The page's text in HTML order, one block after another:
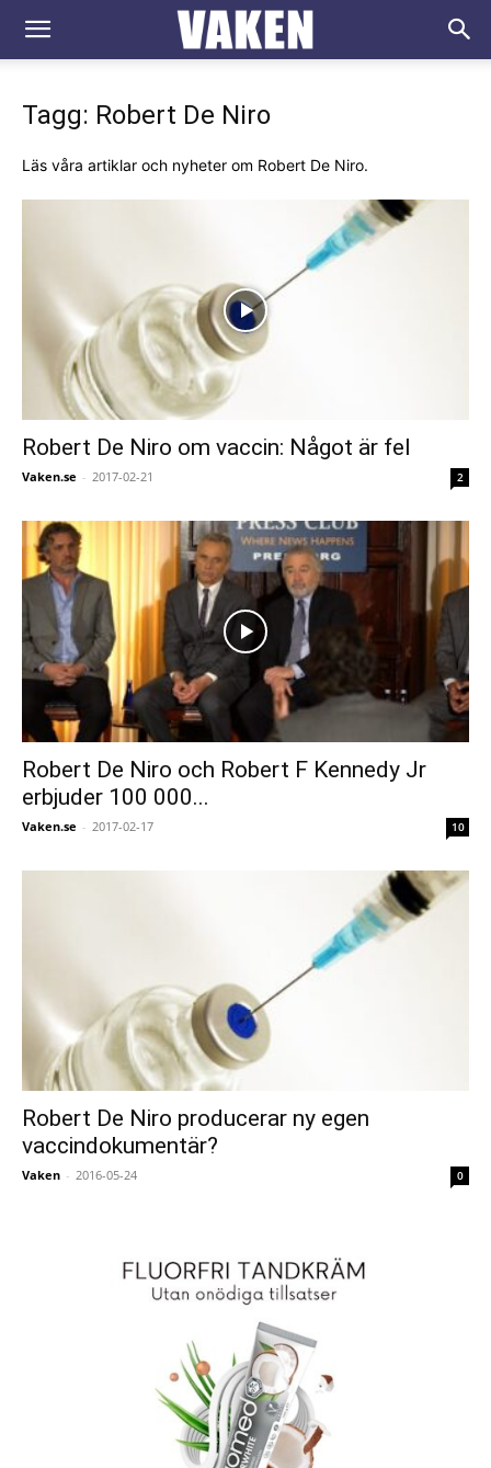
VAKEN.se
Tagg: Robert De Niro
Läs våra artiklar och nyheter om Robert De Niro.
Robert De Niro om vaccin: Något är fel
Vaken.se - 2017-02-21 2
Robert De Niro och Robert F Kennedy Jr
erbjuder 100 000...
Vaken.se - 2017-02-17 10
Robert De Niro producerar ny egen
vaccindokumentär?
Vaken - 2016-05-24 0